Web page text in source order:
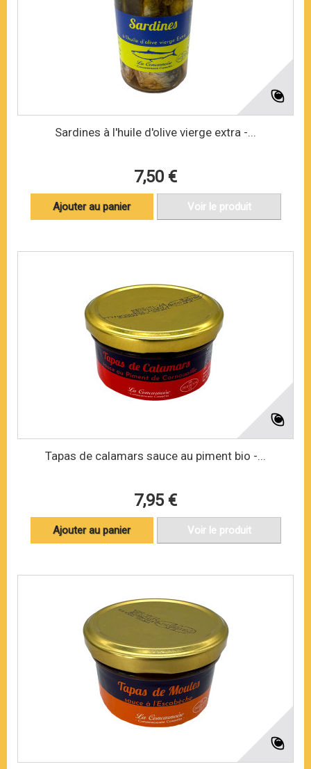
Sardines à l'huile d'olive vierge extra -...
7,50 €
Ajouter au panier Voir le produit
Tapas de calamars sauce au piment bio -...
7,95 €
Ajouter au panier Voir le produit